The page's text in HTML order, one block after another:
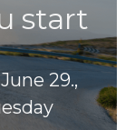
29.,
start